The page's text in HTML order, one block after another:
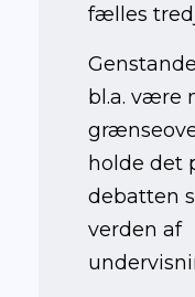
fælles
bl.a. være
holde det
debatten
verden af